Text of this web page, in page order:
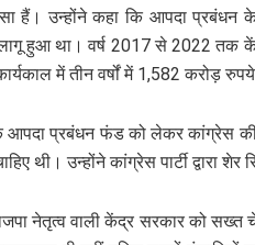
हैं। उन्होंने कहा कि आपदा प्रबंधन
हुआ था। वर्ष 2017 से 2022 तक
में तीन वर्षों में 1,582 करोड़
आपदा प्रबंधन फंड को लेकर कांग्रेस
थी। उन्होंने कांग्रेस पार्टी द्वारा
नेतृत्व वाली केंद्र सरकार को